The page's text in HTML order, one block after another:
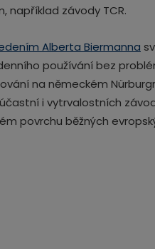
například závody TCR.
Alberta Biermanna
používání bez
na německém
i vytrvalostních
povrchu běžných